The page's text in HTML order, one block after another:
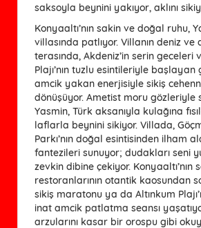
saksoyla beynini yakıyor, aklını
Konyaaltı’nın sakin ve doğal ruhu,
villasında patlıyor. Villanın deniz ve
terasında, Akdeniz’in serin geceleri
Plajı’nın tuzlu esintileriyle başlayan
amcik yakan enerjisiyle sikiş
dönüşüyor. Ametist moru gözleriyle
Yasmin, Türk aksanıyla kulağına
laflarla beynini sikiyor. Villada,
Parkı’nın doğal esintisinden ilham
fantezileri sunuyor; dudakları seni
zevkin dibine çekiyor. Konyaaltı’nın
restoranlarının otantik kaosundan
sikiş maratonu ya da Altınkum
inat amcik patlatma seansı
arzularını kasar bir orospu gibi